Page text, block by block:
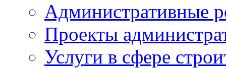
Административные
Проекты
Услуги в сфере